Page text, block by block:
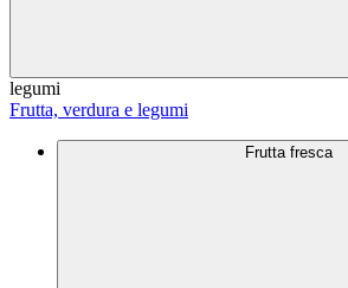
legumi
Frutta, verdura e legumi
Frutta fresca